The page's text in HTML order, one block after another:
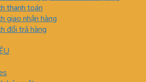
thanh toán
giao nhận hàng
đổi trả hàng